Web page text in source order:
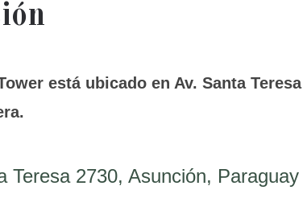
está ubicado en Av. Santa Teresa
Teresa 2730, Asunción, Paraguay